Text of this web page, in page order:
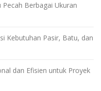
Pecah Berbagai Ukuran
Kebutuhan Pasir, Batu, dan
dan Efisien untuk Proyek